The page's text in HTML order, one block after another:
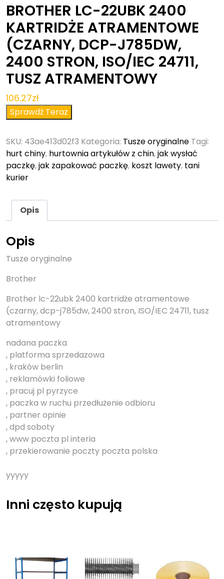
BROTHER LC-22UBK 2400
KARTRIDŻE ATRAMENTOWE
(CZARNY, DCP-J785DW,
2400 STRON, ISO/IEC 24711,
TUSZ ATRAMENTOWY
106.27zł
Sprawdź Teraz
SKU: 43ae413d02f3 Kategoria: Tusze oryginalne Tagi:
hurt chiny, hurtownia artykułów z chin,jak wysłać
paczkę,jak zapakować paczkę, koszt lawety, tani
kurier
Opis
Opis
Tusze oryginalne
Brother
Brother lc-22ubk 2400 kartridże atramentowe
(czarny, dcp-j785dw, 2400 stron, ISO/IEC 24711, tusz
atramentowy
nadana paczka
, platforma sprzedazowa
, kraków berlin
, reklamówki foliowe
, pracuj pl pyrzyce
, paczka w ruchu przedłużenie odbioru
, partner opinie
, dpd soboty
, www poczta pl interia
, przekierowanie poczty poczta polska
yyyyy
Inni często kupują